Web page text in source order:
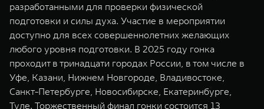
разработанными для проверки физической
подготовки и силы духа. Участие в мероприятии
доступно для всех совершеннолетних желающих
любого уровня подготовки. В 2025 году гонка
проходит в тринадцати городах России, в том числе в
Уфе, Казани, Нижнем Новгороде, Владивостоке,
Санкт-Петербурге, Новосибирске, Екатеринбурге,
Туле. Торжественный финал гонки состоится 13